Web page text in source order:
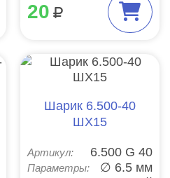
20
Шарик 6.500-40
ШХ15
Артикул: 6.500 G 40
Параметры: ∅ 6.5 мм